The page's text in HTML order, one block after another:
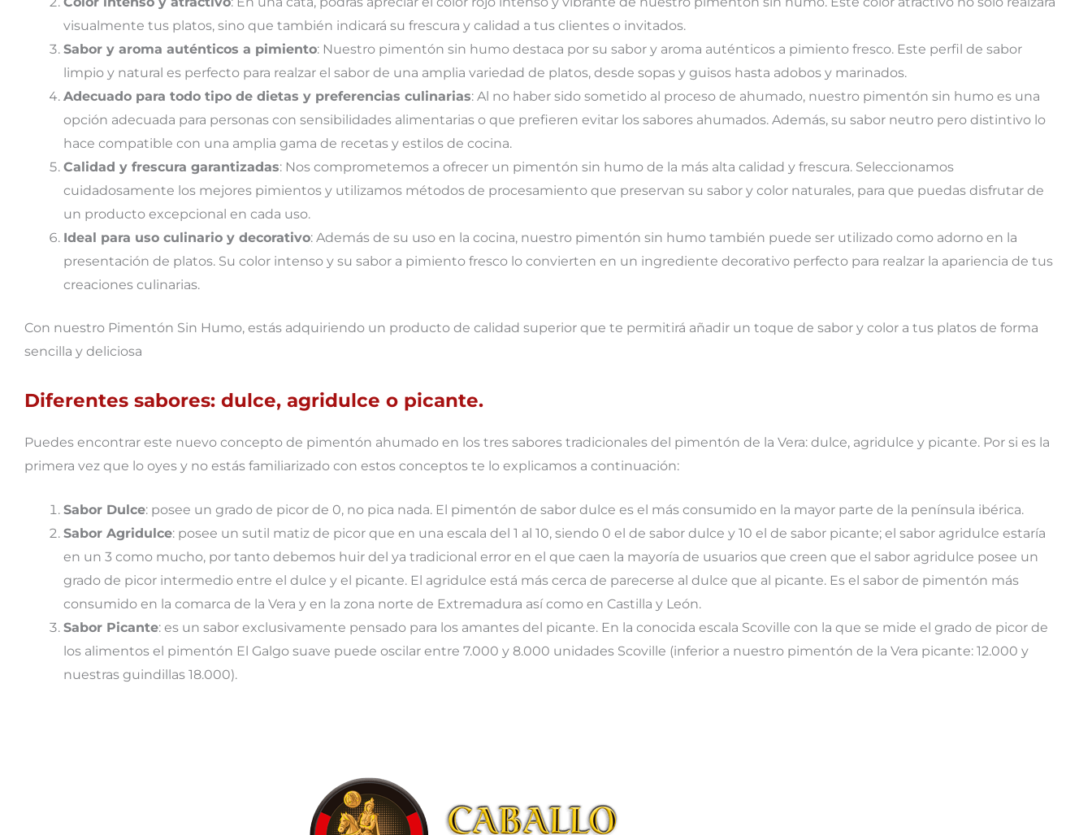
visualmente tus platos, sino que también indicará su frescura y calidad a tus clientes o invitados.
Sabor y aroma auténticos a pimiento: Nuestro pimentón sin humo destaca por su sabor y aroma auténticos a pimiento fresco. Este perfil de sabor
limpio y natural es perfecto para realzar el sabor de una amplia variedad de platos, desde sopas y guisos hasta adobos y marinados.
Adecuado para todo tipo de dietas y preferencias culinarias: Al no haber sido sometido al proceso de ahumado, nuestro pimentón sin humo es una
opción adecuada para personas con sensibilidades alimentarias o que prefieren evitar los sabores ahumados. Además, su sabor neutro pero distintivo lo
hace compatible con una amplia gama de recetas y estilos de cocina.
Calidad y frescura garantizadas: Nos comprometemos a ofrecer un pimentón sin humo de la más alta calidad y frescura. Seleccionamos
cuidadosamente los mejores pimientos y utilizamos métodos de procesamiento que preservan su sabor y color naturales, para que puedas disfrutar de
un producto excepcional en cada uso.
Ideal para uso culinario y decorativo: Además de su uso en la cocina, nuestro pimentón sin humo también puede ser utilizado como adorno en la
presentación de platos. Su color intenso y su sabor a pimiento fresco lo convierten en un ingrediente decorativo perfecto para realzar la apariencia de tus
creaciones culinarias.
Con nuestro Pimentón Sin Humo, estás adquiriendo un producto de calidad superior que te permitirá añadir un toque de sabor y color a tus platos de forma
sencilla y deliciosa
Diferentes sabores: dulce, agridulce o picante.
Puedes encontrar este nuevo concepto de pimentón ahumado en los tres sabores tradicionales del pimentón de la Vera: dulce, agridulce y picante. Por si es la
primera vez que lo oyes y no estás familiarizado con estos conceptos te lo explicamos a continuación:
Sabor Dulce: posee un grado de picor de 0, no pica nada. El pimentón de sabor dulce es el más consumido en la mayor parte de la península ibérica.
Sabor Agridulce: posee un sutil matiz de picor que en una escala del 1 al 10, siendo 0 el de sabor dulce y 10 el de sabor picante; el sabor agridulce estaría
en un 3 como mucho, por tanto debemos huir del ya tradicional error en el que caen la mayoría de usuarios que creen que el sabor agridulce posee un
grado de picor intermedio entre el dulce y el picante. El agridulce está más cerca de parecerse al dulce que al picante. Es el sabor de pimentón más
consumido en la comarca de la Vera y en la zona norte de Extremadura así como en Castilla y León.
Sabor Picante: es un sabor exclusivamente pensado para los amantes del picante. En la conocida escala Scoville con la que se mide el grado de picor de
los alimentos el pimentón El Galgo suave puede oscilar entre 7.000 y 8.000 unidades Scoville (inferior a nuestro pimentón de la Vera picante: 12.000 y
nuestras guindillas 18.000).